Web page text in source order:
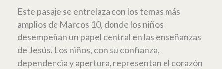
Este pasaje se entrelaza con los temas más
amplios de Marcos 10, donde los niños
desempeñan un papel central en las enseñanzas
de Jesús. Los niños, con su confianza,
dependencia y apertura, representan el corazón